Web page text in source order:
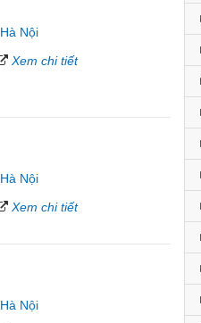
Hà Nội
Xem chi tiết
Hà Nội
Xem chi tiết
Hà Nội